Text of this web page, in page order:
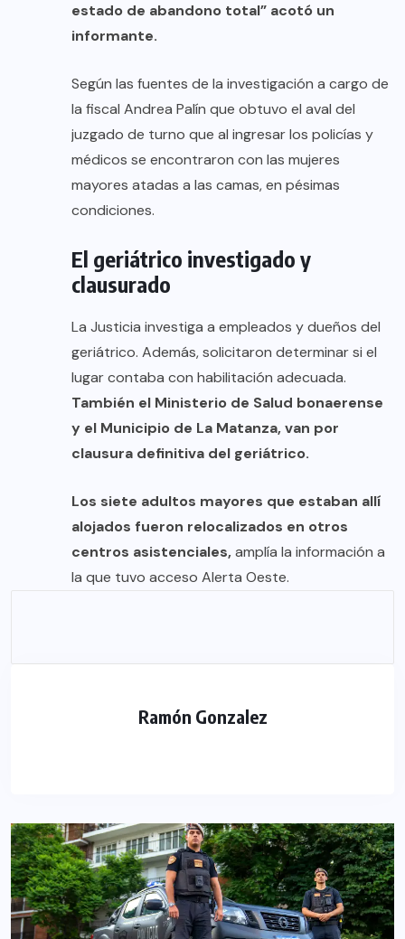
estado de abandono total” acotó un
informante.
Según las fuentes de la investigación a cargo de
la fiscal Andrea Palín que obtuvo el aval del
juzgado de turno que al ingresar los policías y
médicos se encontraron con las mujeres
mayores atadas a las camas, en pésimas
condiciones.
El geriátrico investigado y
clausurado
La Justicia investiga a empleados y dueños del
geriátrico. Además, solicitaron determinar si el
lugar contaba con habilitación adecuada.
También el Ministerio de Salud bonaerense
y el Municipio de La Matanza, van por
clausura definitiva del geriátrico.
Los siete adultos mayores que estaban allí
alojados fueron relocalizados en otros
centros asistenciales,amplía la información a
la que tuvo acceso Alerta Oeste.
Ramón Gonzalez